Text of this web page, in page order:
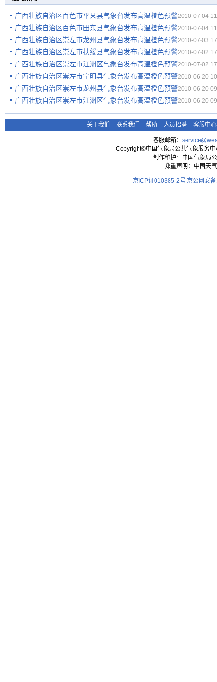
广西壮族自治区百色市平果县气象台发布高温橙色预警2010-07-04
广西壮族自治区百色市田东县气象台发布高温橙色预警2010-07-04
广西壮族自治区崇左市龙州县气象台发布高温橙色预警2010-07-03
广西壮族自治区崇左市扶绥县气象台发布高温橙色预警2010-07-02
广西壮族自治区崇左市江洲区气象台发布高温橙色预警2010-07-02
广西壮族自治区崇左市宁明县气象台发布高温橙色预警2010-06-20
广西壮族自治区崇左市龙州县气象台发布高温橙色预警2010-06-20
广西壮族自治区崇左市江洲区气象台发布高温橙色预警2010-06-20
关于我们 - 联系我们 - 帮助 - 人员招聘 - 客服中心
客服邮箱：
Copyright©中国气象局公共气象服务
制作维护：中国气象局
郑重声明：中国天
京ICP证010385-2号 京公网安